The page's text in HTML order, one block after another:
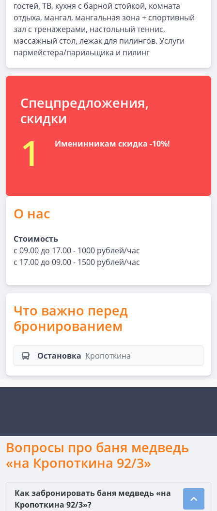
гостей, ТВ, кухня с барной стойкой, комната
отдыха, мангал, мангальная зона + спортивный
зал с тренажерами, настольный теннис,
массажный стол, лежак для пилингов. Услуги
пармейстера/парильщика и пилинг
Спецпредложения,
скидки
1 Именинникам скидка -10%!
О нас
Стоимость
с 09.00 до 17.00 - 1000 рублей/час
с 17.00 до 09.00 - 1500 рублей/час
Что важно перед
бронированием
Остановка Кропоткина
Вопросы про баня медведь
«на Кропоткина 92/3»
Как забронировать баня медведь «на
Кропоткина 92/3»?